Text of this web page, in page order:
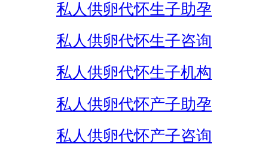
私人供卵代怀生子助孕
私人供卵代怀生子咨询
私人供卵代怀生子机构
私人供卵代怀产子助孕
私人供卵代怀产子咨询